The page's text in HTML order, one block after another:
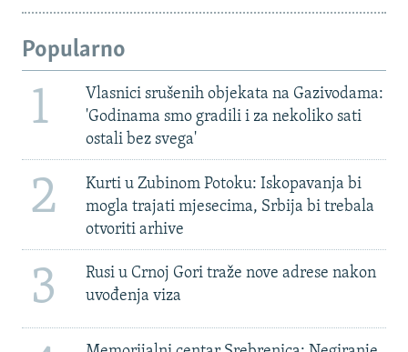
Popularno
1
Vlasnici srušenih objekata na Gazivodama:
'Godinama smo gradili i za nekoliko sati
ostali bez svega'
2
Kurti u Zubinom Potoku: Iskopavanja bi
mogla trajati mjesecima, Srbija bi trebala
otvoriti arhive
3
Rusi u Crnoj Gori traže nove adrese nakon
uvođenja viza